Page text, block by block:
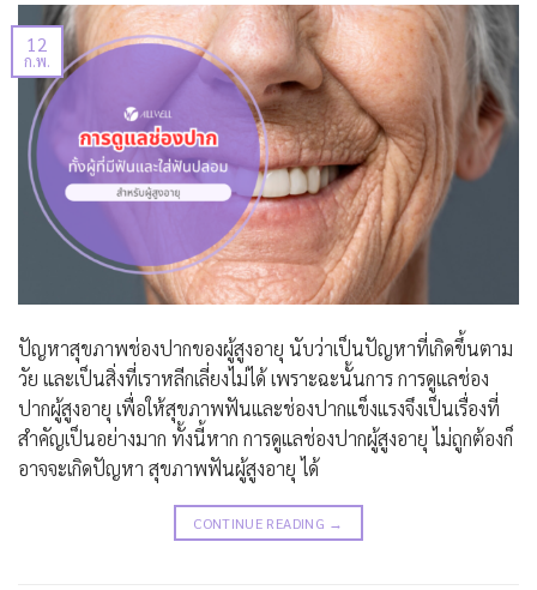
12
ก.พ.
ปัญหาสุขภาพช่องปากของผู้สูงอายุ นับว่าเป็นปัญหาที่เกิดขึ้นตาม
วัย และเป็นสิ่งที่เราหลีกเลี่ยงไม่ได้ เพราะฉะนั้นการ การดูแลช่อง
ปากผู้สูงอายุ เพื่อให้สุขภาพฟันและช่องปากแข็งแรงจึงเป็นเรื่องที่
สำคัญเป็นอย่างมาก ทั้งนี้หาก การดูแลช่องปากผู้สูงอายุ ไม่ถูกต้องก็
อาจจะเกิดปัญหา สุขภาพฟันผู้สูงอายุ ได้
CONTINUE READING →